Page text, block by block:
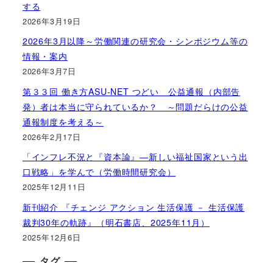
する
2026年3月19日
2026年3月以降～労働関連の研究会・シンポジウム等の
情報・案内
2026年3月7日
第３３回 働き方ASU-NET つどい 公益通報（内部告
発）者は本当に守られているか？ ～問題だらけの公益
通報制度を考える～
2026年2月17日
「インフレ不況と『資本論』―新しい福祉国家という出
口戦略」を学んで（労働時間研究会）
2025年12月11日
新刊紹介 『チェンジ アクション 生活保護 － 生活保護
裁判30年の軌跡』（明石書店、2025年11月）
2025年12月6日